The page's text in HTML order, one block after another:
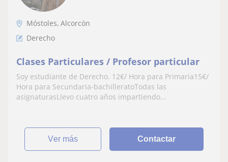
Móstoles, Alcorcón
Derecho
Clases Particulares / Profesor particular
Soy estudiante de Derecho. 12€/ Hora para Primaria15€/
Hora para Secundaria-bachilleratoTodas las
asignaturasLlevo cuatro años impartiendo...
ver más Contactar